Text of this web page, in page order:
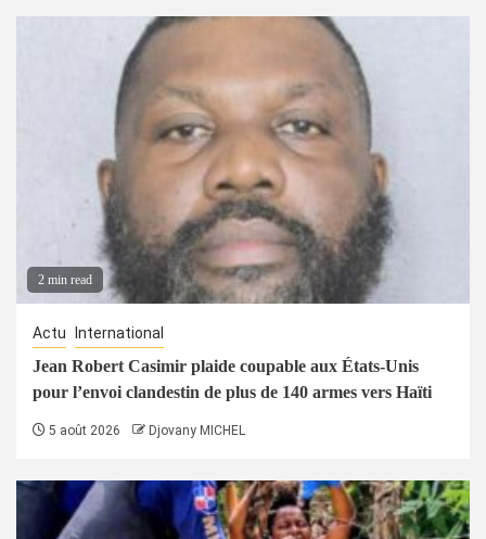
2 min read
Actu International
Jean Robert Casimir plaide coupable aux États-Unis
pour l’envoi clandestin de plus de 140 armes vers Haïti
5 août 2026 Djovany MICHEL